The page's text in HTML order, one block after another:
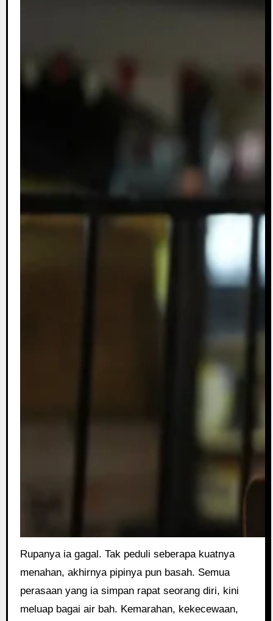
Rupanya ia gagal. Tak peduli seberapa kuatnya
menahan, akhirnya pipinya pun basah. Semua
perasaan yang ia simpan rapat seorang diri, kini
meluap bagai air bah. Kemarahan, kekecewaan,